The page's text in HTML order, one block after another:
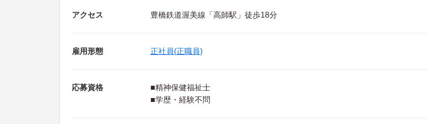
アクセス 豊橋鉄道渥美線「高師駅」徒歩18分
雇用形態 正社員(正職員)
応募資格
■精神保健福祉士
■学歴・経験不問